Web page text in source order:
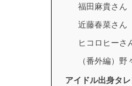
福田麻貴さん
近藤春菜さん
ヒコロヒーさ
（番外編）
アイドル出身タレ